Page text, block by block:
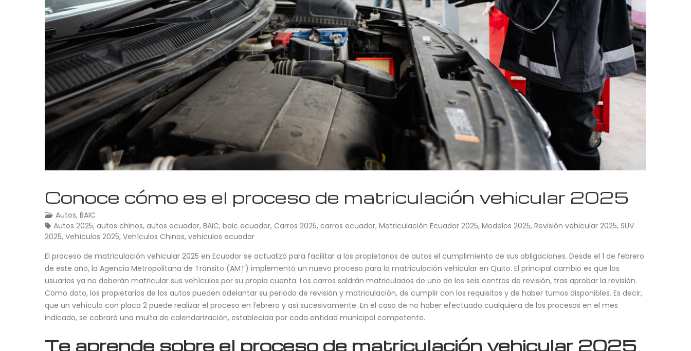
Conoce cómo es el proceso de matriculación vehicular 2025
Autos, BAIC
Autos 2025, autos chinos, autos ecuador, BAIC, baic ecuador, Carros 2025, carros ecuador, Matriculación Ecuador 2025, Modelos 2025, Revisión vehicular 2025, SUV
2025, Vehículos 2025, Vehículos Chinos, vehiculos ecuador
El proceso de matriculación vehicular 2025 en Ecuador se actualizó para facilitar a los propietarios de autos el cumplimiento de sus obligaciones. Desde el 1 de febrero
de este año, la Agencia Metropolitana de Tránsito (AMT) implementó un nuevo proceso para la matriculación vehicular en Quito. El principal cambio es que los
usuarios ya no deberán matricular sus vehículos por su propia cuenta. Los carros saldrán matriculados de uno de los seis centros de revisión, tras aprobar la revisión.
Como dato, los propietarios de los autos pueden adelantar su periodo de revisión y matriculación, de cumplir con los requisitos y de haber turnos disponibles. Es decir,
que un vehículo con placa 2 puede realizar el proceso en febrero y así sucesivamente. En el caso de no haber efectuado cualquiera de los procesos en el mes
indicado, se cobrará una multa de calendarización, establecida por cada entidad municipal competente.
Te aprende sobre el proceso de matriculación vehicular 2025